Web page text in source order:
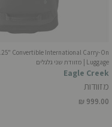
Convertible International Carry-On
Luggage | מזוודת שני גלגלים
Eagle Creek
מזוודות
₪ 999.00